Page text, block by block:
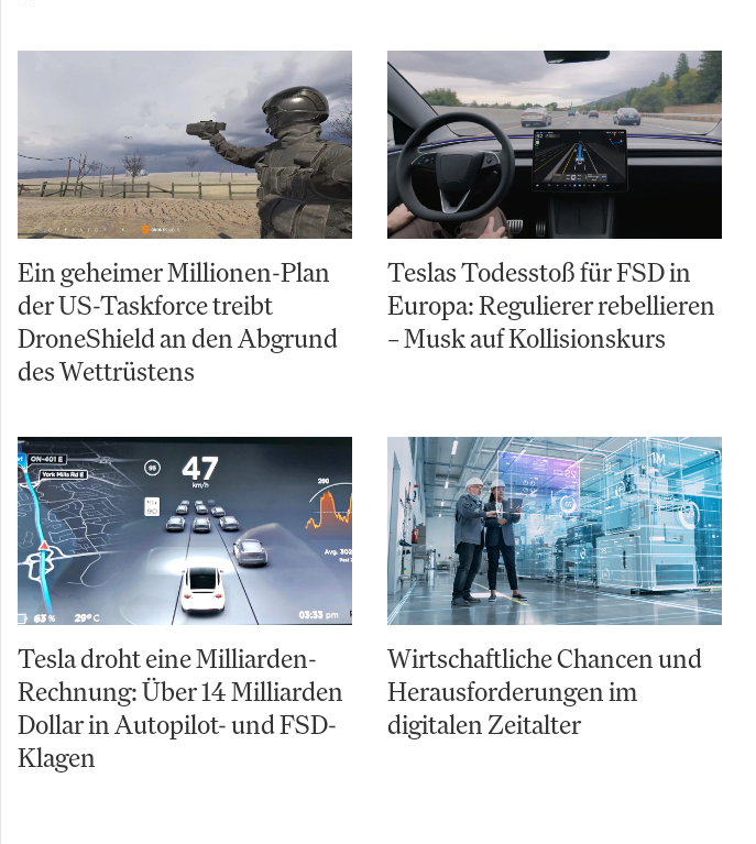
Ein geheimer Millionen-Plan
der US-Taskforce treibt
DroneShield an den Abgrund
des Wettrüstens
Teslas Todesstoß für FSD in
Europa: Regulierer rebellieren
– Musk auf Kollisionskurs
Tesla droht eine Milliarden-
Rechnung: Über 14 Milliarden
Dollar in Autopilot- und FSD-
Klagen
Wirtschaftliche Chancen und
Herausforderungen im
digitalen Zeitalter